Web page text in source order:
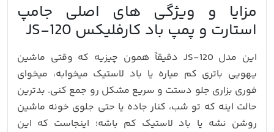
مزایا و ویژگی‌ های اصلی جامپ
استارت و پمپ باد کارفلیکس JS-120
این مدل JS-120 دقیقاً همون چیزیه که وقتی ماشین
یهویی باتری کم میاره یا باد لاستیک میخوابه، میخوای
فوری بزاری جلو دستت و سریع مشکل رو جمع کنی. بدترین
حالت اینه که تو شب، کنار جاده یا حتی جلوی خونه ماشین
روشن نشه یا باد لاستیک کم باشه؛ اینجاست که این